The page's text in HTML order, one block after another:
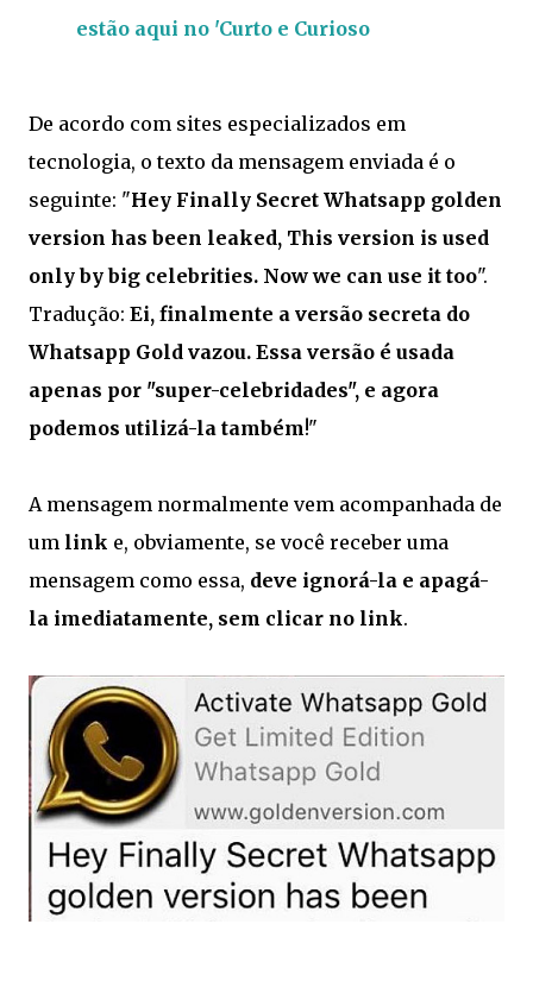
estão aqui no 'Curto e Curioso
De acordo com sites especializados em
tecnologia, o texto da mensagem enviada é o
seguinte: "Hey Finally Secret Whatsapp golden
version has been leaked, This version is used
only by big celebrities. Now we can use it too".
Tradução: Ei, finalmente a versão secreta do
Whatsapp Gold vazou. Essa versão é usada
apenas por "super-celebridades", e agora
podemos utilizá-la também!"
A mensagem normalmente vem acompanhada de
um link e, obviamente, se você receber uma
mensagem como essa, deve ignorá-la e apagá-
la imediatamente, sem clicar no link.